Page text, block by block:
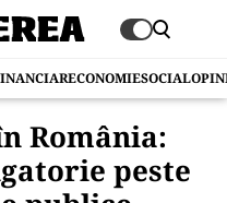
ECONOMIESOCIAL
România:
peste